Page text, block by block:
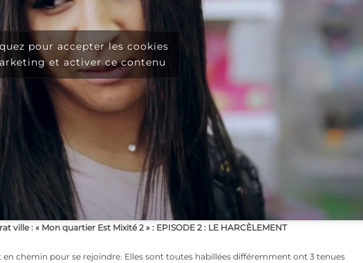
pour accepter les cookies
et activer ce contenu
ville : « Mon quartier Est Mixité 2 » : EPISODE 2 : LE HARCÈLEMENT
en chemin pour se rejoindre. Elles sont toutes habillées différemment ont 3 tenues